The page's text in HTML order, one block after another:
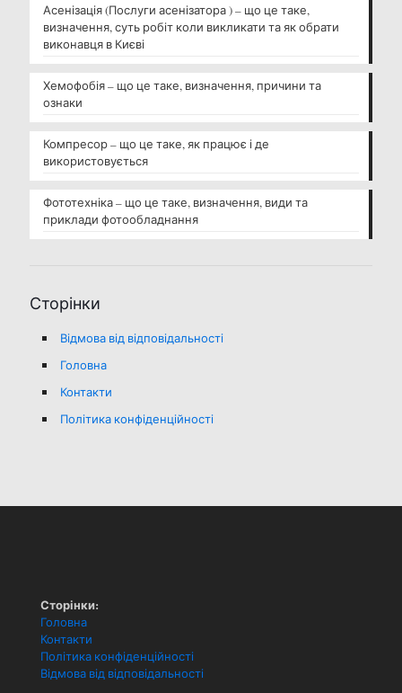
Асенізація (Послуги асенізатора ) – що це таке,
визначення, суть робіт коли викликати та як обрати
виконавця в Києві
Хемофобія – що це таке, визначення, причини та
ознаки
Компресор – що це таке, як працює і де
використовується
Фототехніка – що це таке, визначення, види та
приклади фотообладнання
Сторінки
Відмова від відповідальності
Головна
Контакти
Політика конфіденційності
Сторінки:
Головна
Контакти
Політика конфіденційності
Відмова від відповідальності